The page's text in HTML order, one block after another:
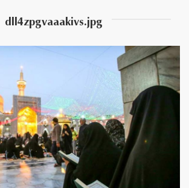
dll4zpgvaaakivs.jpg